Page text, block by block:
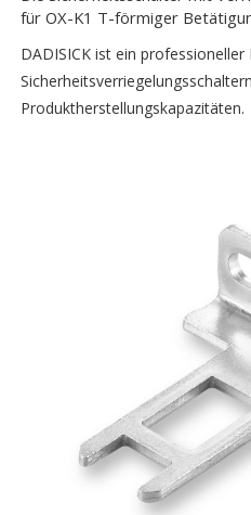
für OX-K1 T-förmiger
DADISICK ist ein professioneller
Produktherstellungskapazitäten.